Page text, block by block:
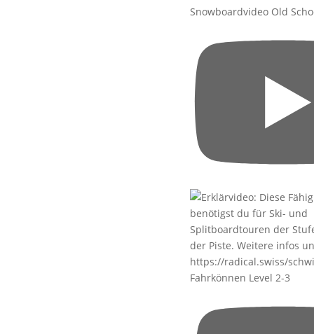
Snowboardvideo Old
Fahrkönnen Level 2-3